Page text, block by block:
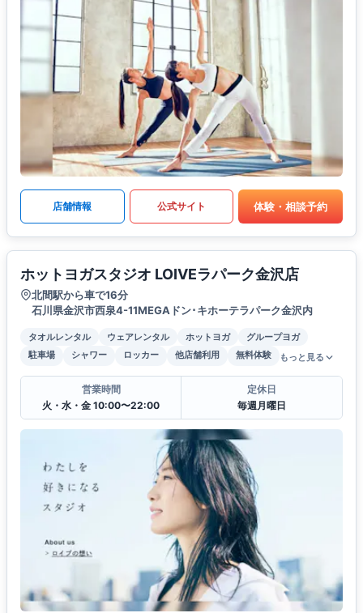
店舗情報 公式サイト 体験・相談予約
ホットヨガスタジオ LOIVEラパーク金沢店
北間駅から車で16分
石川県金沢市西泉4-11MEGAドン･キホーテラパーク金沢内
タオルレンタル ウェアレンタル ホットヨガ
グループヨガ
駐車場
シャワー ロッカー 他店舗利用 無料体験 もっと見る
営業時間
火・水・金 10:00〜22:00
定休日
毎週月曜日